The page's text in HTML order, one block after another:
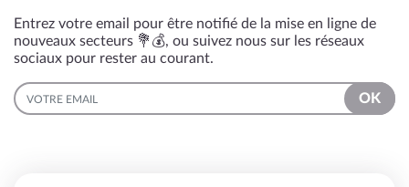
Entrez votre email pour être notifié de la mise en ligne de
nouveaux secteurs 💐💰, ou suivez nous sur les réseaux
sociaux pour rester au courant.
EMAIL
OK